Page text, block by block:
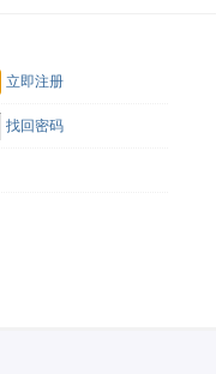
立即注册
找回密码